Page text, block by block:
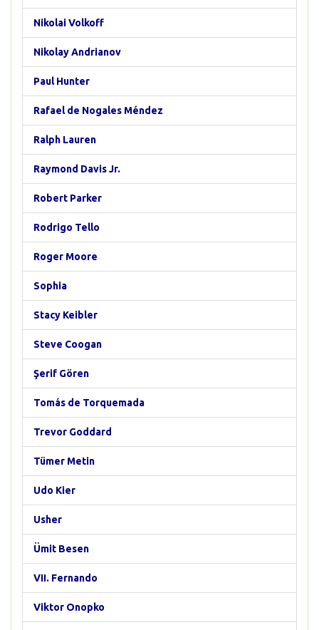
Nikolai Volkoff
Nikolay Andrianov
Paul Hunter
Rafael de Nogales Méndez
Ralph Lauren
Raymond Davis Jr.
Robert Parker
Rodrigo Tello
Roger Moore
Sophia
Stacy Keibler
Steve Coogan
Şerif Gören
Tomás de Torquemada
Trevor Goddard
Tümer Metin
Udo Kier
Usher
Ümit Besen
VII. Fernando
Viktor Onopko